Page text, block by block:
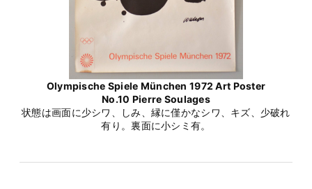
Olympische Spiele München 1972 Art Poster
No.10 Pierre Soulages
状態は画面に少シワ、しみ、縁に僅かなシワ、キズ、少破れ
有り。裏面に小シミ有。